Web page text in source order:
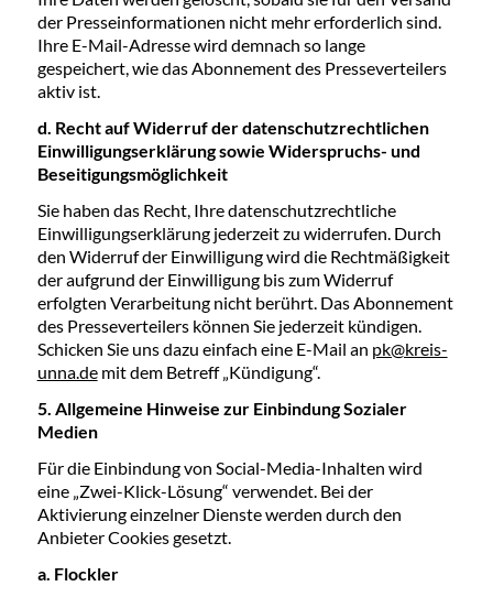
der Presseinformationen nicht mehr erforderlich sind.
Ihre E-Mail-Adresse wird demnach so lange
gespeichert, wie das Abonnement des Presseverteilers
aktiv ist.
d. Recht auf Widerruf der datenschutzrechtlichen
Einwilligungserklärung sowie Widerspruchs- und
Beseitigungsmöglichkeit
Sie haben das Recht, Ihre datenschutzrechtliche
Einwilligungserklärung jederzeit zu widerrufen. Durch
den Widerruf der Einwilligung wird die Rechtmäßigkeit
der aufgrund der Einwilligung bis zum Widerruf
erfolgten Verarbeitung nicht berührt. Das Abonnement
des Presseverteilers können Sie jederzeit kündigen.
Schicken Sie uns dazu einfach eine E-Mail an pk@kreis-
unna.demit dem Betreff „Kündigung“.
5. Allgemeine Hinweise zur Einbindung Sozialer
Medien
Für die Einbindung von Social-Media-Inhalten wird
eine „Zwei-Klick-Lösung“ verwendet. Bei der
Aktivierung einzelner Dienste werden durch den
Anbieter Cookies gesetzt.
a. Flockler